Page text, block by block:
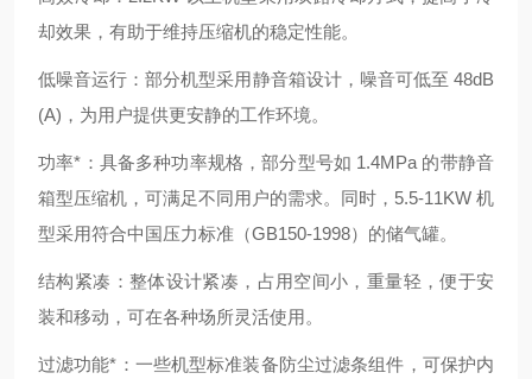
却效果，有助于维持压缩机的稳定性能。
低噪音运行：部分机型采用静音箱设计，噪音可低至 48dB
(A)，为用户提供更安静的工作环境。
功率*：具备多种功率规格，部分型号如 1.4MPa 的带静音
箱型压缩机，可满足不同用户的需求。同时，5.5-11KW 机
型采用符合中国压力标准（GB150-1998）的储气罐。
结构紧凑：整体设计紧凑，占用空间小，重量轻，便于安
装和移动，可在各种场所灵活使用。
过滤功能*：一些机型标准装备防尘过滤条组件，可保护内